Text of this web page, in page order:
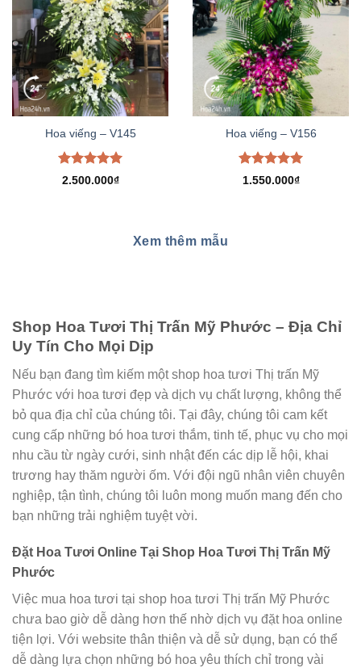
Hoa viếng – V145
Được xếp
2.500.000₫
Hoa viếng – V156
Được xếp
1.550.000₫
Xem thêm mẫu
Shop Hoa Tươi Thị Trấn Mỹ Phước – Địa Chỉ
Uy Tín Cho Mọi Dịp
Nếu bạn đang tìm kiếm một shop hoa tươi Thị trấn Mỹ
Phước với hoa tươi đẹp và dịch vụ chất lượng, không thể
bỏ qua địa chỉ của chúng tôi. Tại đây, chúng tôi cam kết
cung cấp những bó hoa tươi thắm, tinh tế, phục vụ cho mọi
nhu cầu từ ngày cưới, sinh nhật đến các dịp lễ hội, khai
trương hay thăm người ốm. Với đội ngũ nhân viên chuyên
nghiệp, tận tình, chúng tôi luôn mong muốn mang đến cho
bạn những trải nghiệm tuyệt vời.
Đặt Hoa Tươi Online Tại Shop Hoa Tươi Thị Trấn Mỹ
Phước
Việc mua hoa tươi tại shop hoa tươi Thị trấn Mỹ Phước
chưa bao giờ dễ dàng hơn thế nhờ dịch vụ đặt hoa online
tiện lợi. Với website thân thiện và dễ sử dụng, bạn có thể
dễ dàng lựa chọn những bó hoa yêu thích chỉ trong vài